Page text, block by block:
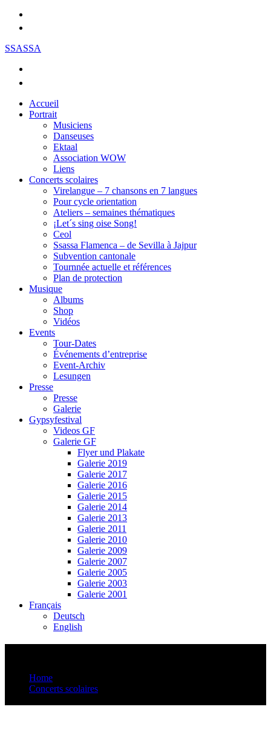
SSASSA
Accueil
Portrait
Musiciens
Danseuses
Ektaal
Association WOW
Liens
Concerts scolaires
Virelangue – 7 chansons en 7 langues
Pour cycle orientation
Ateliers – semaines thématiques
¡Let´s sing oise Song!
Ceol
Ssassa Flamenca – de Sevilla à Jajpur
Subvention cantonale
Tournnée actuelle et références
Plan de protection
Musique
Albums
Shop
Vidéos
Events
Tour-Dates
Événements d’entreprise
Event-Archiv
Lesungen
Presse
Presse
Galerie
Gypsyfestival
Videos GF
Galerie GF
Flyer und Plakate
Galerie 2019
Galerie 2017
Galerie 2016
Galerie 2015
Galerie 2014
Galerie 2013
Galerie 2011
Galerie 2010
Galerie 2009
Galerie 2007
Galerie 2005
Galerie 2003
Galerie 2001
Français
Deutsch
English
Home
Concerts scolaires